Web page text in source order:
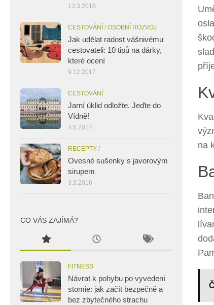
na
13.3.2018
CESTOVÁNÍ / OSOBNÍ ROZVOJ
Jak udělat radost vášnivému
cestovateli: 10 tipů na dárky,
které ocení
9.12.2017
CESTOVÁNÍ
Jarní úklid odložte. Jeďte do
Vídně!
4.5.2017
RECEPTY /
Ovesné sušenky s javorovým
sirupem
3.3.2016
CO VÁS ZAJÍMÁ?
FITNESS
Návrat k pohybu po vyvedení
stomie: jak začít bezpečně a
bez zbytečného strachu